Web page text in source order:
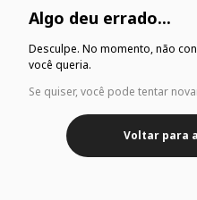
Algo deu errado...
Desculpe. No momento, não
você queria.
Se quiser, você pode tentar
Voltar para